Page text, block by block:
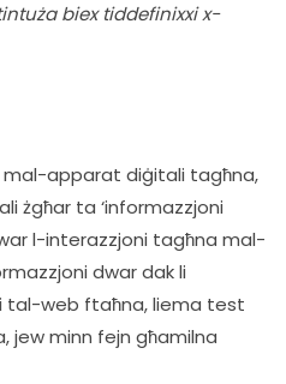
biex tiddefinixxi x-
mal-apparat diġitali tagħna,
żgħar ta ‘informazzjoni
l-interazzjoni tagħna mal-
dwar dak li
tal-web ftaħna, liema test
jew minn fejn għamilna